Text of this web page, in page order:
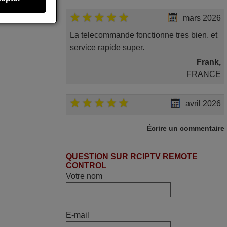
mars 2026
La telecommande fonctionne tres bien, et
service rapide super.
Frank,
FRANCE
avril 2026
effectuée a 13h30est deja traitée et
et attend la réception Encore merci
Écrire un commentaire
QUESTION SUR RCIPTV REMOTE
CONTROL
Votre nom
E-mail